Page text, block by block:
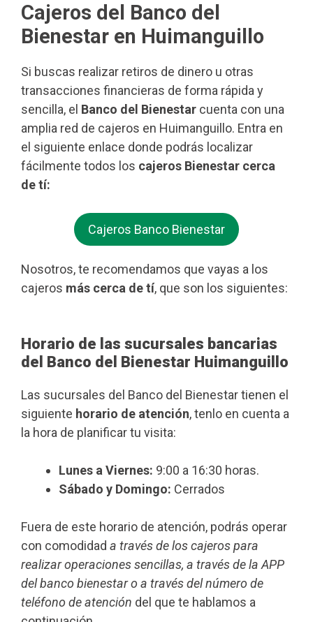
Cajeros del Banco del
Bienestar en Huimanguillo
Si buscas realizar retiros de dinero u otras
transacciones financieras de forma rápida y
sencilla, el Banco del Bienestar cuenta con una
amplia red de cajeros en Huimanguillo. Entra en
el siguiente enlace donde podrás localizar
fácilmente todos los cajeros Bienestar cerca
de tí:
Cajeros Banco Bienestar
Nosotros, te recomendamos que vayas a los
cajeros más cerca de tí, que son los siguientes:
Horario de las sucursales bancarias
del Banco del Bienestar Huimanguillo
Las sucursales del Banco del Bienestar tienen el
siguiente horario de atención, tenlo en cuenta a
la hora de planificar tu visita:
Lunes a Viernes: 9:00 a 16:30 horas.
Sábado y Domingo: Cerrados
Fuera de este horario de atención, podrás operar
con comodidad a través de los cajeros para
realizar operaciones sencillas, a través de la APP
del banco bienestar o a través del número de
teléfono de atención del que te hablamos a